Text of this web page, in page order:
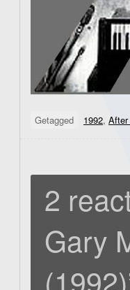
Getagged 1992,
2
Gary
(1992)